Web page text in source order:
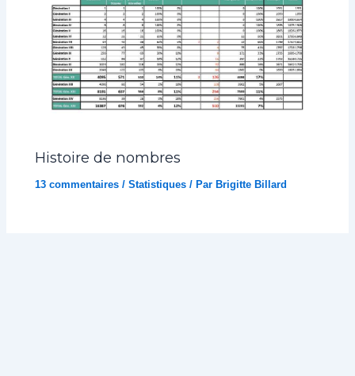
Histoire de nombres
13 commentaires /Statistiques / Par Brigitte Billard